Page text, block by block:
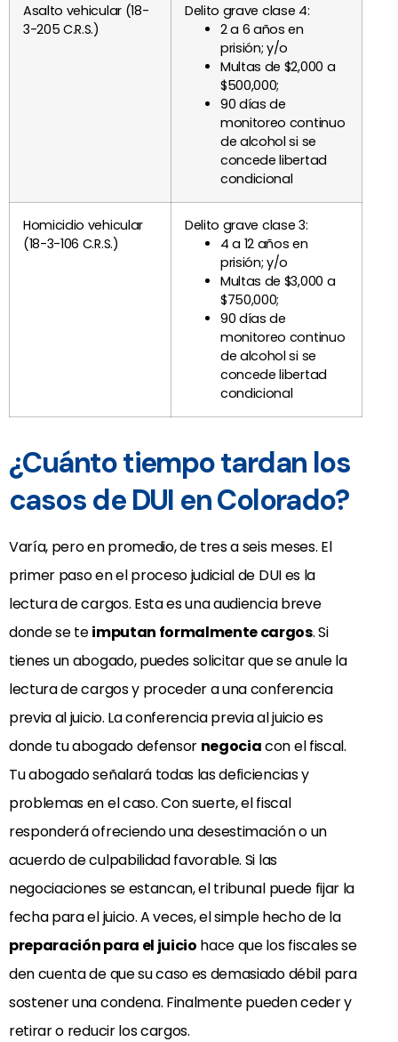
Asalto vehicular (18-
3-205 C.R.S.)
Delito grave clase 4:
2 a 6 años en
prisión; y/o
Multas de $2,000 a
$500,000;
90 días de
monitoreo continuo
de alcohol si se
concede libertad
condicional
Homicidio vehicular
(18-3-106 C.R.S.)
Delito grave clase 3:
4 a 12 años en
prisión; y/o
Multas de $3,000 a
$750,000;
90 días de
monitoreo continuo
de alcohol si se
concede libertad
condicional
¿Cuánto tiempo tardan los
casos de DUI en Colorado?
Varía, pero en promedio, de tres a seis meses. El
primer paso en el proceso judicial de DUI es la
lectura de cargos. Esta es una audiencia breve
donde se teimputan formalmente cargos. Si
tienes un abogado, puedes solicitar que se anule la
lectura de cargos y proceder a una conferencia
previa al juicio. La conferencia previa al juicio es
donde tu abogado defensor negociacon el fiscal.
Tu abogado señalará todas las deficiencias y
problemas en el caso. Con suerte, el fiscal
responderá ofreciendo una desestimación o un
acuerdo de culpabilidad favorable. Si las
negociaciones se estancan, el tribunal puede fijar la
fecha para el juicio. A veces, el simple hecho de la
preparación para el juicio hace que los fiscales se
den cuenta de que su caso es demasiado débil para
sostener una condena. Finalmente pueden ceder y
retirar o reducir los cargos.